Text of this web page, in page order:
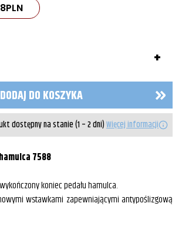
PLN
DODAJ DO KOSZYKA
dostępny na stanie (1 – 2 dni)Więcej informacji
7588
koniec pedału hamulca.
wstawkami zapewniającymi antypoślizgową